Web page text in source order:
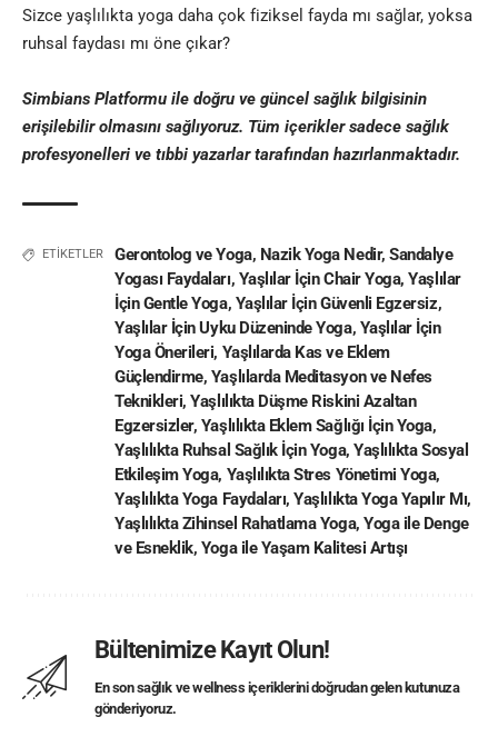
Sizce yaşlılıkta yoga daha çok fiziksel fayda mı sağlar, yoksa
ruhsal faydası mı öne çıkar?
Simbians Platformu ile doğru ve güncel sağlık bilgisinin
erişilebilir olmasını sağlıyoruz. Tüm içerikler sadece sağlık
profesyonelleri ve tıbbi yazarlar tarafından hazırlanmaktadır.
ETİKETLER Gerontolog ve Yoga, Nazik Yoga Nedir,Sandalye
Yogası Faydaları, Yaşlılar İçin Chair Yoga,Yaşlılar
İçin Gentle Yoga, Yaşlılar İçin Güvenli Egzersiz,
Yaşlılar İçin Uyku Düzeninde Yoga, Yaşlılar İçin
Yoga Önerileri, Yaşlılarda Kas ve Eklem
Güçlendirme, Yaşlılarda Meditasyon ve Nefes
Teknikleri,Yaşlılıkta Düşme Riskini Azaltan
Egzersizler, Yaşlılıkta Eklem Sağlığı İçin Yoga,
Yaşlılıkta Ruhsal Sağlık İçin Yoga,Yaşlılıkta Sosyal
Etkileşim Yoga, Yaşlılıkta Stres Yönetimi Yoga,
Yaşlılıkta Yoga Faydaları,Yaşlılıkta Yoga Yapılır Mı,
Yaşlılıkta Zihinsel Rahatlama Yoga,Yoga ile Denge
ve Esneklik, Yoga ile Yaşam Kalitesi Artışı
Bültenimize Kayıt Olun!
En son sağlık ve wellness içeriklerini doğrudan gelen kutunuza
gönderiyoruz.